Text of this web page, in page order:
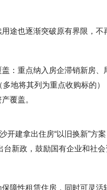
途也逐渐突破原有界限，
盖：重点纳入房企滞销新房
地将其列为重点收购标的
覆盖。
开建拿出住房“以旧换新”方
新政，鼓励国有企业和社
障性租赁住房，同时可灵